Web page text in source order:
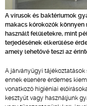
A vírusok és baktériumok
makacs kórokozók
használt felületekre, mint
terjedésének elkerülése
amely lehetővé teszi az
A járványügyi
ennek ellenére érdemes
vonatkozó higiéniai
kesztyűt vagy használjunk